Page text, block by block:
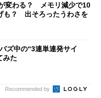
変わる？ メモリ減少で10
も？ 出そろったうわさを
ズ中の“3連単連発サイ
みた
Recommended by